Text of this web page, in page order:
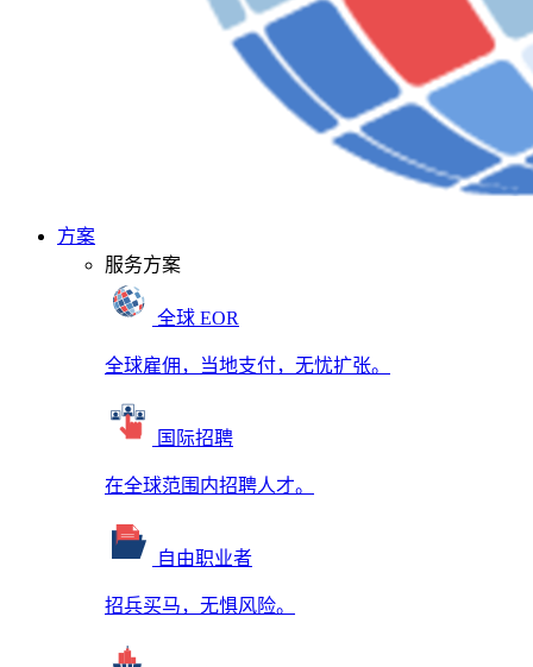
方案
服务方案
全球 EOR
全球雇佣，当地支付，无忧扩张。
国际招聘
在全球范围内招聘人才。
自由职业者
招兵买马，无惧风险。